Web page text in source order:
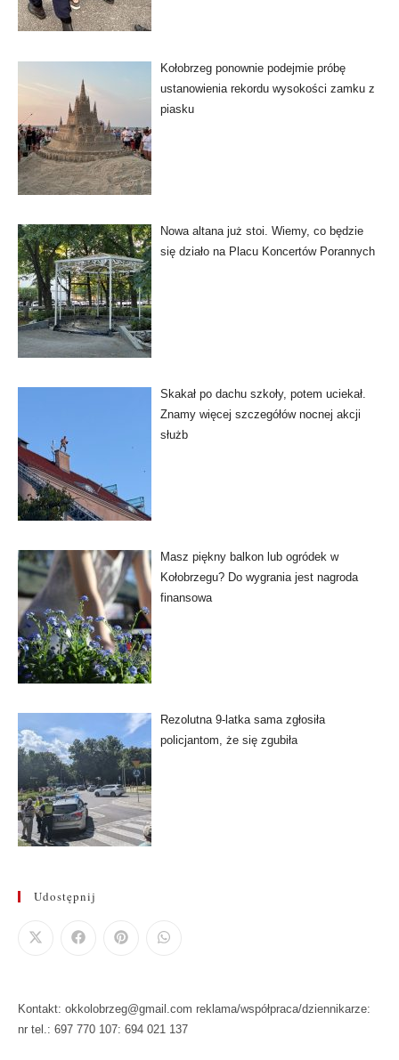
Kołobrzeg ponownie podejmie próbę
ustanowienia rekordu wysokości zamku z
piasku
Nowa altana już stoi. Wiemy, co będzie
się działo na Placu Koncertów Porannych
Skakał po dachu szkoły, potem uciekał.
Znamy więcej szczegółów nocnej akcji
służb
Masz piękny balkon lub ogródek w
Kołobrzegu? Do wygrania jest nagroda
finansowa
Rezolutna 9-latka sama zgłosiła
policjantom, że się zgubiła
Udostępnij
Kontakt: okkolobrzeg@gmail.com reklama/współpraca/dziennikarze:
nr tel.: 697 770 107: 694 021 137